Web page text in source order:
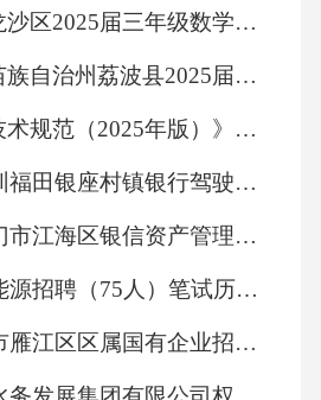
展提供有益借鉴。一座城
决定性作用，以市场繁荣
市场导向02以全球视野谋
球经济，聚天下之才，汇
商。坚持开放包容03勇于
改革释放活力，以创新驱
新04发展成果由人民共
业，让人民群众在共建共
齐齐哈尔市龙沙区2025届三年级数学下学期期末调研模拟试题含解析
黔南布依族苗族自治州荔波县2025届数学四年级下学期期中联考试题（含解析）
《临床用血技术规范（2025年版）》考核试题
2025广东深圳福田银座村镇银行驾驶岗社会招聘笔试历年典型考题及考点剖析附带答案详解
2025广东江门市江海区银信资产管理有限公司招聘5人笔试历年常考点试题专练附带答案详解
2025年陕西能源招聘（75人）笔试历年典型考点题库附带答案详解
2025年资阳市雁江区区属国有企业招聘（8人）笔试历年典型考点题库附带答案详解